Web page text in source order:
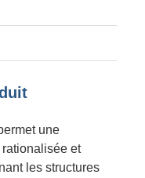
une
et
les structures